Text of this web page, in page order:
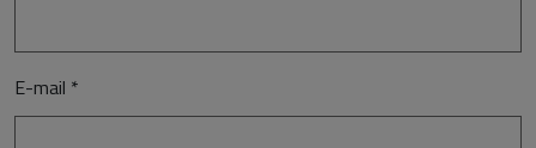
E-mail *